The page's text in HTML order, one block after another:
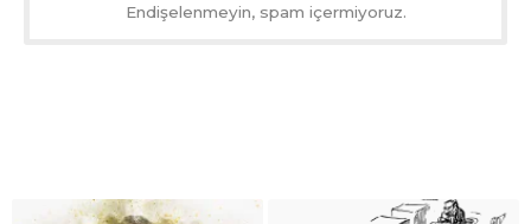
Endişelenmeyin, spam içermiyoruz.